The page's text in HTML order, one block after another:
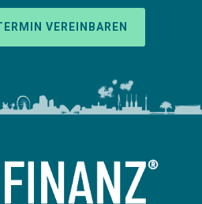
VEREINBAREN